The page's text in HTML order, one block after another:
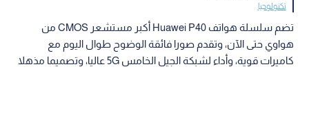
تكنولوجيا
تضم سلسلة هواتف Huawei P40 أكبر مستشعر CMOS من
هواوي حتى الآن، وتقدم صورا فائقة الوضوح طوال اليوم مع
كاميرات قوية، وأداء لشبكة الجيل الخامس 5G عاليا، وتصميما مذهلا